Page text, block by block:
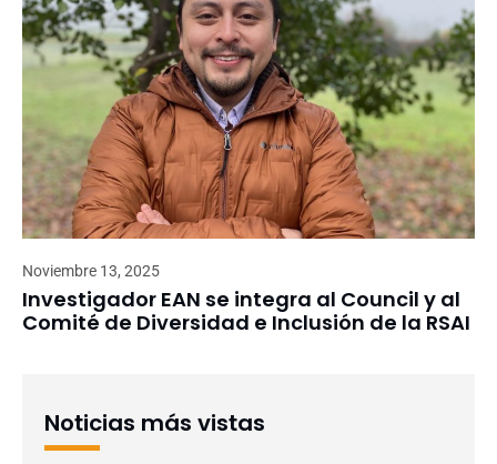
Noviembre 13, 2025
Investigador EAN se integra al Council y al
Comité de Diversidad e Inclusión de la RSAI
Noticias más vistas